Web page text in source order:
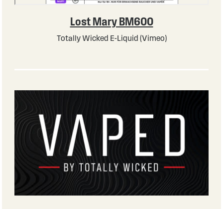
Lost Mary BM600
Totally Wicked E-Liquid (Vimeo)